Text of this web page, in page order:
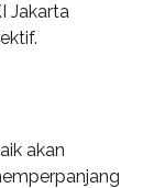
Jakarta
akan